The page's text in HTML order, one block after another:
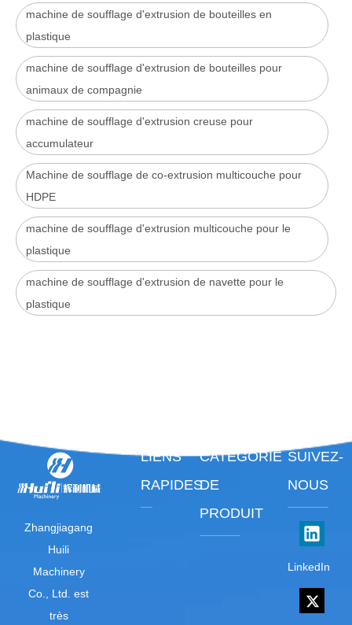
machine de soufflage d'extrusion de bouteilles en
plastique
machine de soufflage d'extrusion de bouteilles pour
animaux de compagnie
machine de soufflage d'extrusion creuse pour
accumulateur
Machine de soufflage de co-extrusion multicouche pour
HDPE
machine de soufflage d'extrusion multicouche pour le
plastique
machine de soufflage d'extrusion de navette pour le
plastique
Zhangjiagang
Huili
Machinery
Co., Ltd. est
très
LIENS
RAPIDES
CATÉGORIE
DE
PRODUIT
SUIVEZ-
NOUS
LinkedIn